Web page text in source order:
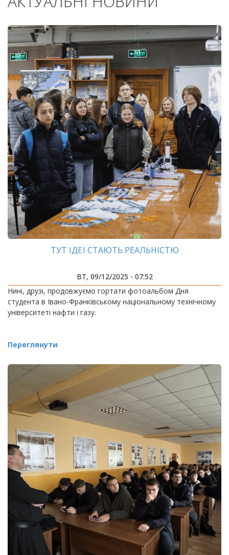
ТУТ ІДЕЇ СТАЮТЬ РЕАЛЬНІСТЮ
ВТ, 09/12/2025 - 07:52
Нині, друзі, продовжуємо гортати фотоальбом Дня
студента в Івано-Франківському національному технічному
університеті нафти і газу.
Переглянути